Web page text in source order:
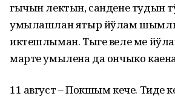
гычын лектын, сандене тудын
умылашлан ятыр йўлам
иктешлыман. Тыге веле ме
марте умылена да ончыко
11 август – Покшым кече. Тиде